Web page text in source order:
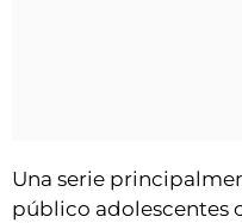
Una serie
público adolescentes